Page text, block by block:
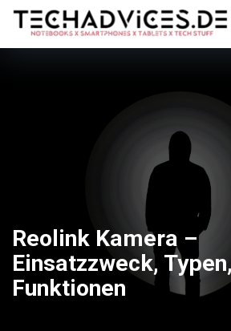
Reolink Kamera –
Einsatzzweck, Typen,
Funktionen